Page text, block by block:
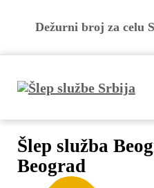
Dežurni broj za celu
Šlep služba
Beograd